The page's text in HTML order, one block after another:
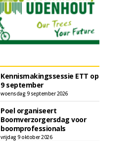
Kennismakingssessie ETT op
9 september
woensdag 9 september 2026
Poel organiseert
Boomverzorgersdag voor
boomprofessionals
vrijdag 9 oktober 2026